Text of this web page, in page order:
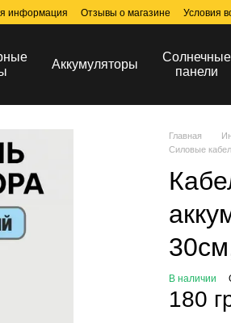
информация Отзывы о магазине Условия
Аккумуляторы
Солнечные
панели
Главная
Силовые
В наличии
180